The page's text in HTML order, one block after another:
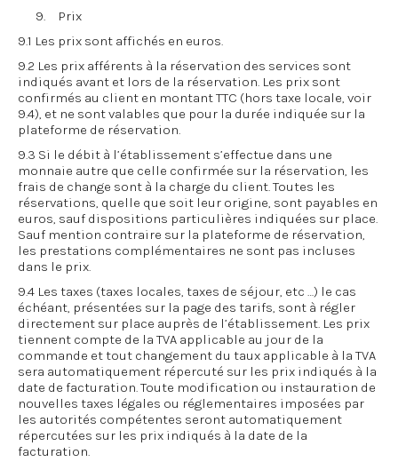
9. Prix
9.1 Les prix sont affichés en euros.
9.2 Les prix afférents à la réservation des services sont
indiqués avant et lors de la réservation. Les prix sont
confirmés au client en montant TTC (hors taxe locale, voir
9.4), et ne sont valables que pour la durée indiquée sur la
plateforme de réservation.
9.3 Si le débit à l’établissement s’effectue dans une
monnaie autre que celle confirmée sur la réservation, les
frais de change sont à la charge du client. Toutes les
réservations, quelle que soit leur origine, sont payables en
euros, sauf dispositions particulières indiquées sur place.
Sauf mention contraire sur la plateforme de réservation,
les prestations complémentaires ne sont pas incluses
dans le prix.
9.4 Les taxes (taxes locales, taxes de séjour, etc …) le cas
échéant, présentées sur la page des tarifs, sont à régler
directement sur place auprès de l’établissement. Les prix
tiennent compte de la TVA applicable au jour de la
commande et tout changement du taux applicable à la TVA
sera automatiquement répercuté sur les prix indiqués à la
date de facturation. Toute modification ou instauration de
nouvelles taxes légales ou réglementaires imposées par
les autorités compétentes seront automatiquement
répercutées sur les prix indiqués à la date de la
facturation.